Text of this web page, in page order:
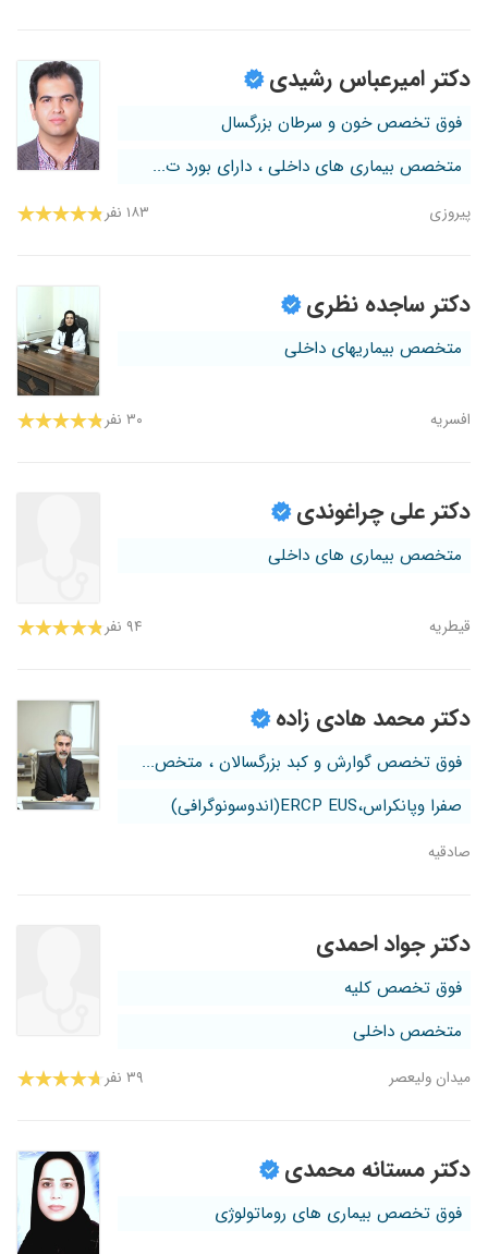
دکتر امیرعباس رشیدی
فوق تخصص خون و سرطان بزرگسال
متخصص بیماری های داخلی ، دارای بورد ت...
پیروزی ۱۸۳ نفر
دکتر ساجده نظری
متخصص بیماریهای داخلی
افسریه ۳۰ نفر
دکتر علی چراغوندی
متخصص بیماری های داخلی
قیطریه ۹۴ نفر
دکتر محمد هادی زاده
فوق تخصص گوارش و کبد بزرگسالان ، متخص...
صفرا وپانکراس،ERCP EUS(اندوسونوگرافی)
صادقیه
دکتر جواد احمدی
فوق تخصص کلیه
متخصص داخلی
میدان ولیعصر ۳۹ نفر
دکتر مستانه محمدی
فوق تخصص بیماری های روماتولوژی